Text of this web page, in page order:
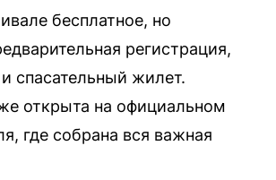
бесплатное, но
регистрация,
спасательный жилет.
открыта на официальном
где собрана вся важная